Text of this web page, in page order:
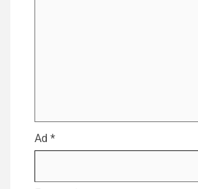
Ad *